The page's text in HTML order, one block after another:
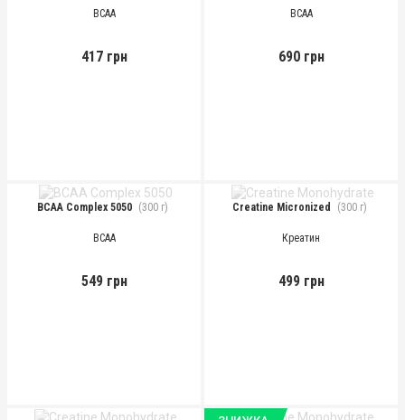
BCAA
417 грн
BCAA
690 грн
BCAA Complex 5050 (300 г)
BCAA
549 грн
Creatine Micronized (300 г)
Креатин
499 грн